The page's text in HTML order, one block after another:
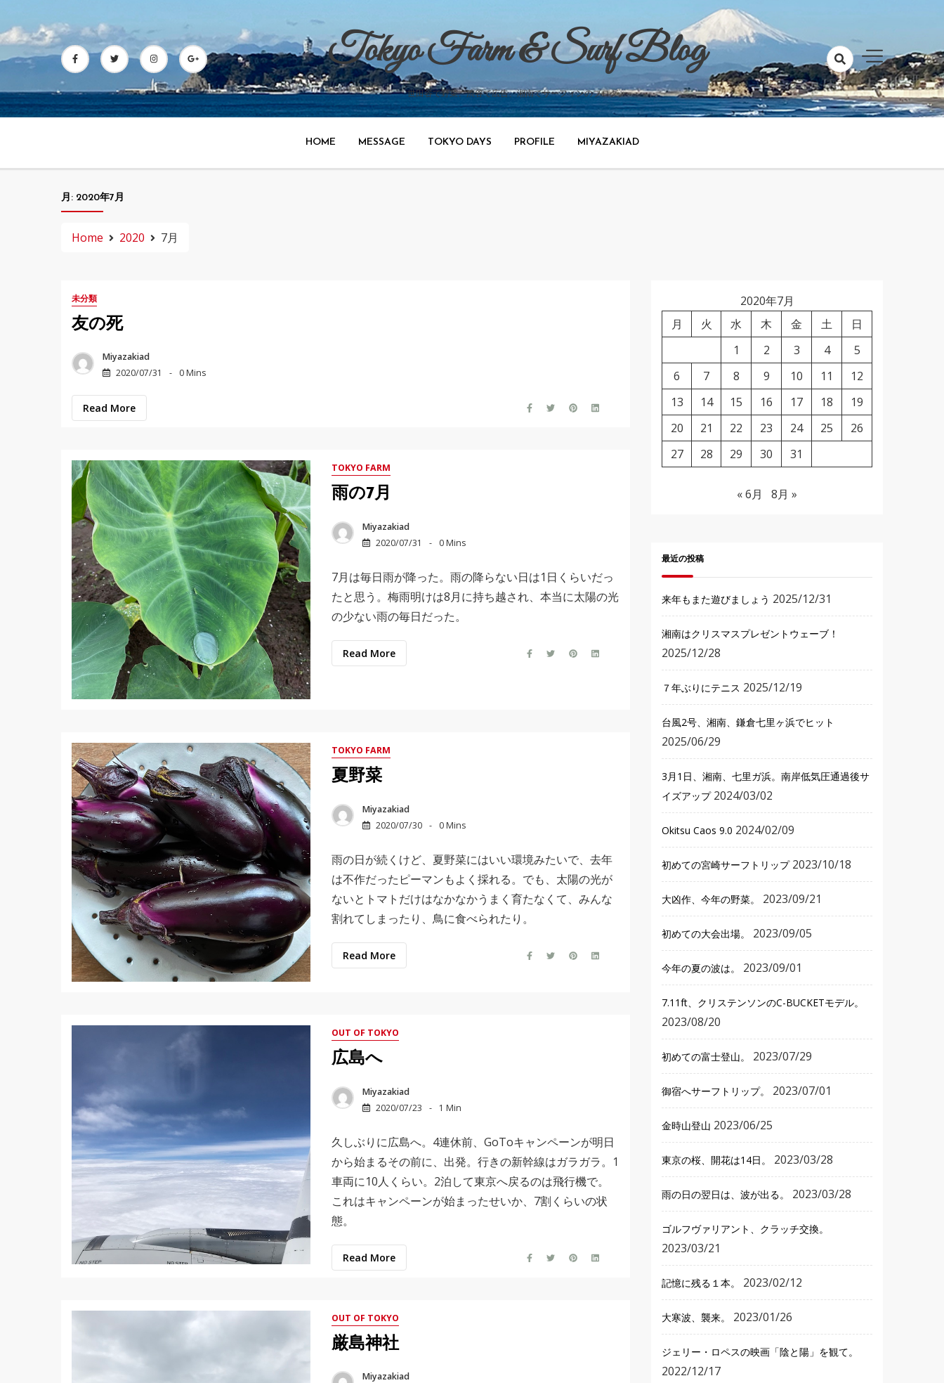
to
content
Tokyo Farm & Surf Blog
世田谷で野菜、渋谷で広告、湘南でサーフィンのブログ。
HOME MESSAGE TOKYO DAYS PROFILE MIYAZAKIAD
月: 2020年7月
Home 2020 7月
未分類
友の死
Miyazakiad
2020/07/31
0 Mins
Read More
TOKYO FARM
雨の7月
Miyazakiad
2020/07/31
0 Mins
7月は毎日雨が降った。雨の降らない日は1日くらいだっ
たと思う。梅雨明けは8月に持ち越され、本当に太陽の光
の少ない雨の毎日だった。
Read More
TOKYO FARM
夏野菜
Miyazakiad
2020/07/30
0 Mins
雨の日が続くけど、夏野菜にはいい環境みたいで、去年
は不作だったピーマンもよく採れる。でも、太陽の光が
ないとトマトだけはなかなかうまく育たなくて、みんな
割れてしまったり、鳥に食べられたり。
Read More
OUT OF TOKYO
広島へ
Miyazakiad
2020/07/23
1 Min
久しぶりに広島へ。4連休前、GoToキャンペーンが明日
から始まるその前に、出発。行きの新幹線はガラガラ。1
車両に10人くらい。2泊して東京へ戻るのは飛行機で。
これはキャンペーンが始まったせいか、7割くらいの状
態。
Read More
OUT OF TOKYO
厳島神社
Miyazakiad
2020年7月
月
火 水 木 金 土
日
1
2 3 4
5
6
7 8 9 10 11
12
13
14 15 16 17 18
19
20
21 22 23 24 25
26
27
28 29 30 31
« 6月 8月 »
最近の投稿
来年もまた遊びましょう 2025/12/31
湘南はクリスマスプレゼントウェーブ！
2025/12/28
７年ぶりにテニス 2025/12/19
台風2号、湘南、鎌倉七里ヶ浜でヒット
2025/06/29
3月1日、湘南、七里ガ浜。南岸低気圧通過後サ
イズアップ 2024/03/02
Okitsu Caos 9.0 2024/02/09
初めての宮崎サーフトリップ 2023/10/18
大凶作、今年の野菜。 2023/09/21
初めての大会出場。 2023/09/05
今年の夏の波は。 2023/09/01
7.11ft、クリステンソンのC-BUCKETモデル。
2023/08/20
初めての富士登山。 2023/07/29
御宿へサーフトリップ。 2023/07/01
金時山登山 2023/06/25
東京の桜、開花は14日。 2023/03/28
雨の日の翌日は、波が出る。 2023/03/28
ゴルフヴァリアント、クラッチ交換。
2023/03/21
記憶に残る１本。 2023/02/12
大寒波、襲来。 2023/01/26
ジェリー・ロペスの映画「陰と陽」を観て。
2022/12/17